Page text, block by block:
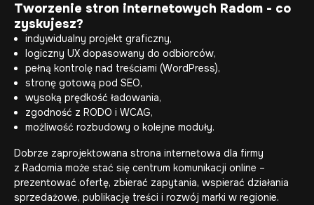
Tworzenie stron internetowych Radom - co
zyskujesz?
indywidualny projekt graficzny,
logiczny UX dopasowany do odbiorców,
pełną kontrolę nad treściami (WordPress),
stronę gotową pod SEO,
wysoką prędkość ładowania,
zgodność z RODO i WCAG,
możliwość rozbudowy o kolejne moduły.
Dobrze zaprojektowana strona internetowa dla firmy
z Radomia może stać się centrum komunikacji online –
prezentować ofertę, zbierać zapytania, wspierać działania
sprzedażowe, publikację treści i rozwój marki w regionie.